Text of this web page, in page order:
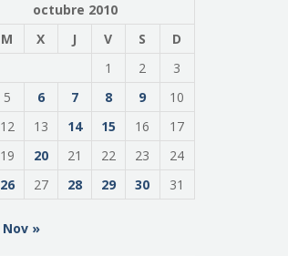
octubre 2010
M X J V S
D
1
2
3
5 6 7 8 9
10
12 13 14 15 16
17
19 20 21 22 23
24
26 27 28 29 30 31
Nov »